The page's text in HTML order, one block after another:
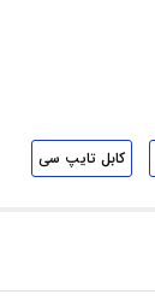
کابل تایپ سی